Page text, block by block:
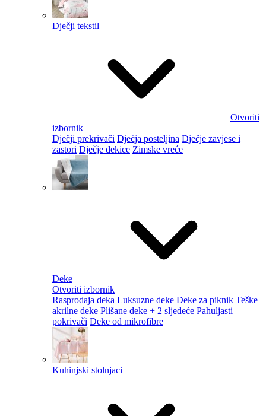
Dječji tekstil
Otvoriti
izbornik
Dječji prekrivači Dječja posteljina Dječje zavjese i
zastori Dječje dekice Zimske vreće
Deke
Otvoriti izbornik
Rasprodaja deka Luksuzne deke Deke za piknik Teške
akrilne deke Plišane deke + 2 sljedeće Pahuljasti
pokrivači Deke od mikrofibre
Kuhinjski stolnjaci